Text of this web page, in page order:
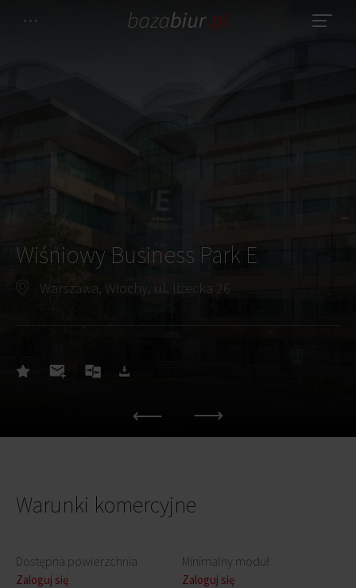
Wiśniowy Business Park E
Warszawa, Włochy, ul. Iłżecka 26
Warunki komercyjne
Dostępna powierzchnia
Zaloguj się
Minimalny moduł
Zaloguj się